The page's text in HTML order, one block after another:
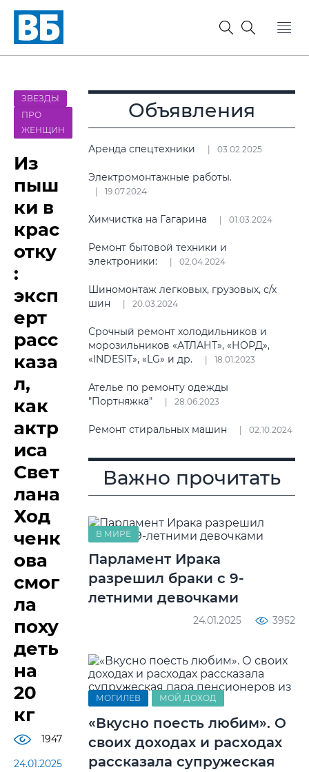
ЗВЕЗДЫ
ПРО
ЖЕНЩИН
Из
пыш
ки в
крас
отку
:
эксп
ерт
расс
каза
л,
как
актр
иса
Свет
лана
Ход
ченк
ова
смог
ла
поху
деть
на
20
кг
1947
24.01.2025
Объявления
Аренда спецтехники 03.02.2025
Электромонтажные работы.
19.07.2024
Химчистка на Гагарина 01.03.2024
Ремонт бытовой техники и
электроники:
02.04.2024
Шиномонтаж легковых, грузовых, с/х
шин
20.03.2024
Срочный ремонт холодильников и
морозильников «АТЛАНТ», «НОРД»,
«INDESIT», «LG» и др.
18.01.2023
Ателье по ремонту одежды
"Портняжка"
28.06.2023
Ремонт стиральных машин 02.10.2024
Важно прочитать
В МИРЕ
Парламент Ирака
разрешил браки с 9-
летними девочками
24.01.2025 3952
МОГИЛЕВ МОЙ ДОХОД
«Вкусно поесть любим». О
своих доходах и расходах
рассказала супружеская